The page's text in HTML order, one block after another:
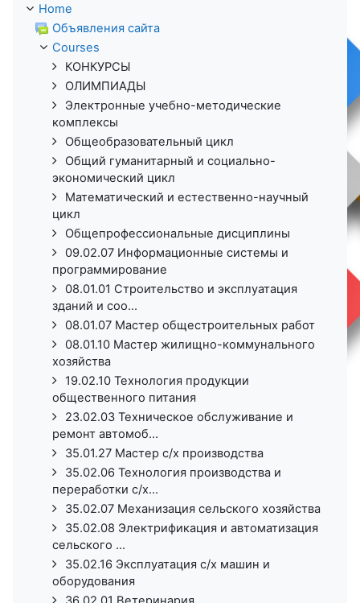
Home
Объявления сайта
Courses
КОНКУРСЫ
ОЛИМПИАДЫ
Электронные учебно-методические
комплексы
Общеобразовательный цикл
Общий гуманитарный и социально-
экономический цикл
Математический и естественно-научный
цикл
Общепрофессиональные дисциплины
09.02.07 Информационные системы и
программирование
08.01.01 Строительство и эксплуатация
зданий и соо...
08.01.07 Мастер общестроительных работ
08.01.10 Мастер жилищно-коммунального
хозяйства
19.02.10 Технология продукции
общественного питания
23.02.03 Техническое обслуживание и
ремонт автомоб...
35.01.27 Мастер с/х производства
35.02.06 Технология производства и
переработки с/х...
35.02.07 Механизация сельского хозяйства
35.02.08 Электрификация и автоматизация
сельского ...
35.02.16 Эксплуатация с/х машин и
оборудования